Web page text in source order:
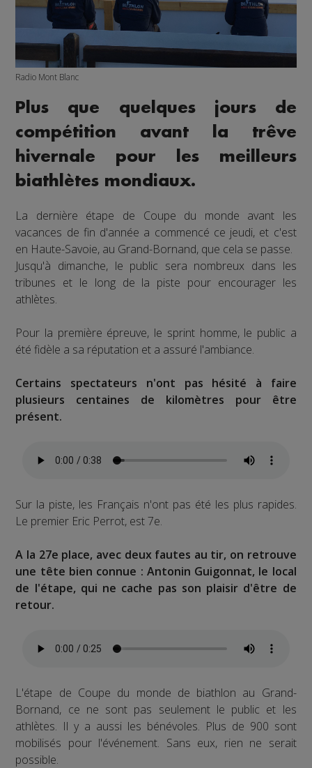
Radio Mont Blanc
Plus que quelques jours de
compétition avant la trêve
hivernale pour les meilleurs
biathlètes mondiaux.
La dernière étape de Coupe du monde avant les
vacances de fin d'année a commencé ce jeudi, et c'est
en Haute-Savoie, au Grand-Bornand, que cela se passe.
Jusqu'à dimanche, le public sera nombreux dans les
tribunes et le long de la piste pour encourager les
athlètes.
Pour la première épreuve, le sprint homme, le public a
été fidèle a sa réputation et a assuré l'ambiance.
Certains spectateurs n'ont pas hésité à faire
plusieurs centaines de kilomètres pour être
présent.
Sur la piste, les Français n'ont pas été les plus rapides.
Le premier Eric Perrot, est 7e.
A la 27e place, avec deux fautes au tir, on retrouve
une tête bien connue : Antonin Guigonnat, le local
de l'étape, qui ne cache pas son plaisir d'être de
retour.
L'étape de Coupe du monde de biathlon au Grand-
Bornand, ce ne sont pas seulement le public et les
athlètes. Il y a aussi les bénévoles. Plus de 900 sont
mobilisés pour l'événement. Sans eux, rien ne serait
possible.